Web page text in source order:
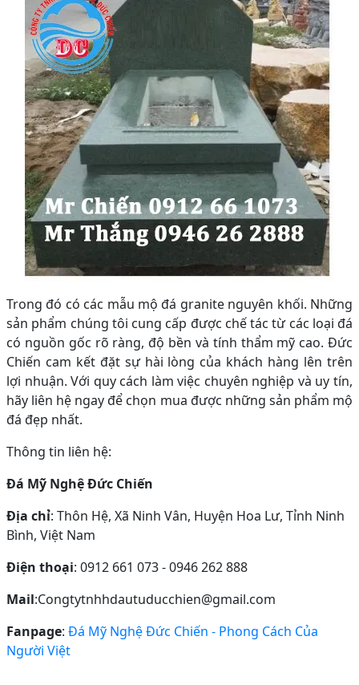
Trong đó có các mẫu mộ đá granite nguyên khối. Những
sản phẩm chúng tôi cung cấp được chế tác từ các loại đá
có nguồn gốc rõ ràng, độ bền và tính thẩm mỹ cao. Đức
Chiến cam kết đặt sự hài lòng của khách hàng lên trên
lợi nhuận. Với quy cách làm việc chuyên nghiệp và uy tín,
hãy liên hệ ngay để chọn mua được những sản phẩm mộ
đá đẹp nhất.
Thông tin liên hệ:
Đá Mỹ Nghệ Đức Chiến
Địa chỉ: Thôn Hệ, Xã Ninh Vân, Huyện Hoa Lư, Tỉnh Ninh
Bình, Việt Nam
Điện thoại: 0912 661 073 - 0946 262 888
Mail:Congtytnhhdautuducchien@gmail.com
Fanpage: Đá Mỹ Nghệ Đức Chiến - Phong Cách Của
Người Việt